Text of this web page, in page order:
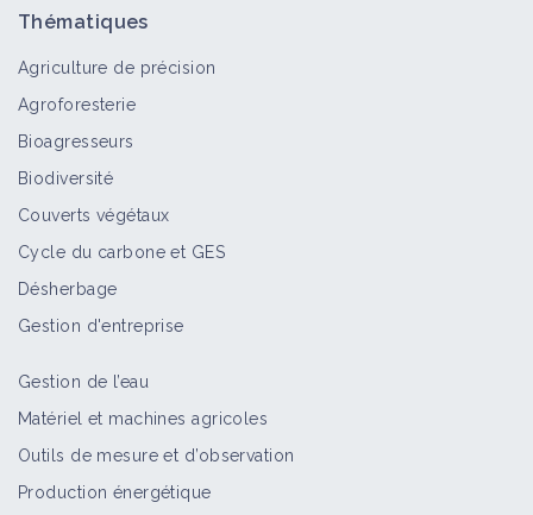
Thématiques
Agriculture de précision
Agroforesterie
Bioagresseurs
Biodiversité
Couverts végétaux
Cycle du carbone et GES
Désherbage
Gestion d'entreprise
Gestion de l’eau
Matériel et machines agricoles
Outils de mesure et d’observation
Production énergétique